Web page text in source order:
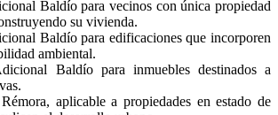
Baldío para vecinos con única propiedad
su vivienda.
Baldío para edificaciones que incorporen
ambiental.
Baldío para inmuebles destinados a
aplicable a propiedades en estado de